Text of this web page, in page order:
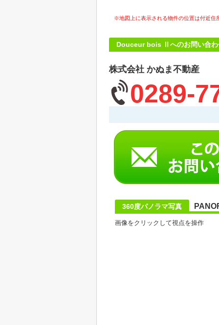
※地図上に表示される物件の位置は付近住
Douceur bois Ⅱへのお問い合わ
株式会社 かぬま不動産
0289-
360度パノラマ写真
画像をクリックして視点を操作